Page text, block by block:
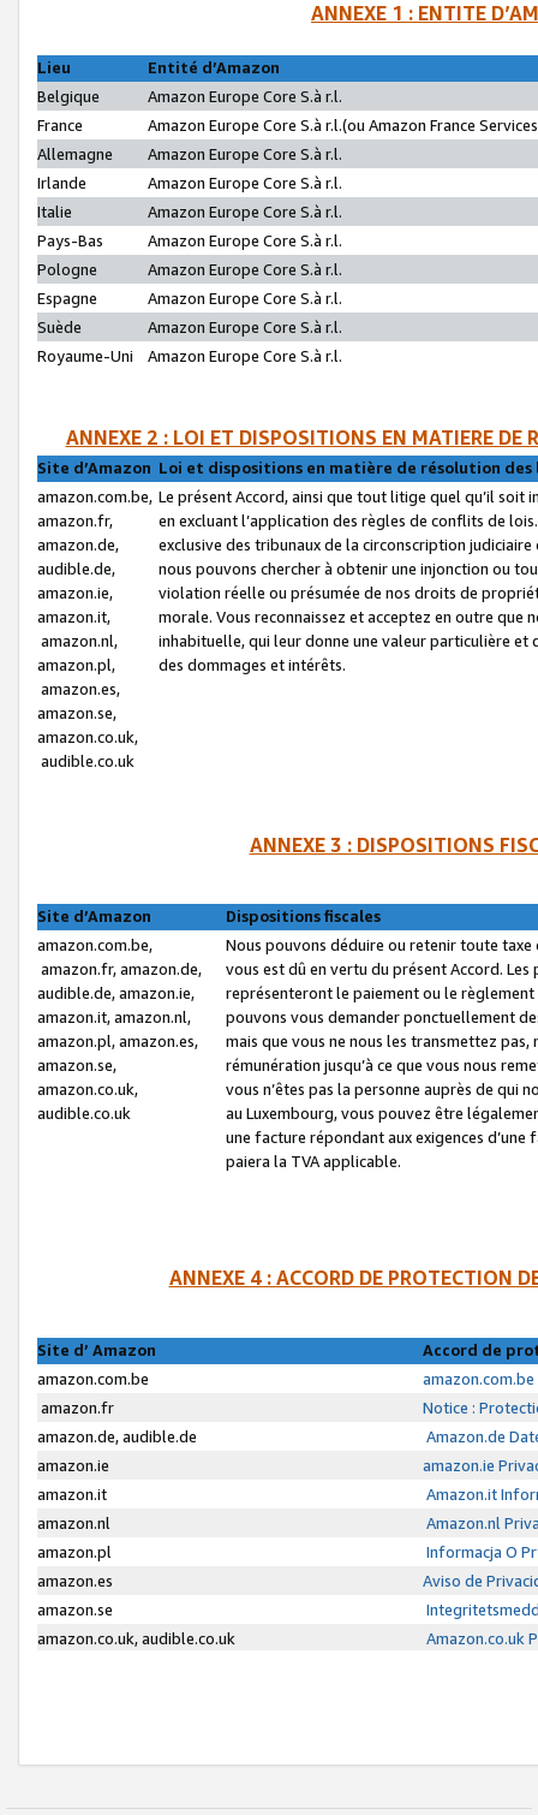
ANNEXE 1 : ENTITE
Lieu
Entité d’Amazon
Belgique
Amazon Europe Core S.à r.l.
France
Amazon Europe Core S.à r.l.(ou Amazon France
Allemagne
Amazon Europe Core S.à r.l.
Irlande
Amazon Europe Core S.à r.l.
Italie
Amazon Europe Core S.à r.l.
Pays-Bas
Amazon Europe Core S.à r.l.
Pologne
Amazon Europe Core S.à r.l.
Espagne
Amazon Europe Core S.à r.l.
Suède
Amazon Europe Core S.à r.l.
Royaume-Uni
Amazon Europe Core S.à r.l.
ANNEXE 2 : LOI ET DISPOSITIONS EN MATIERE DE
Site d’Amazon Loi et dispositions en matière de résolution
amazon.com.be,
amazon.fr,
amazon.de,
audible.de,
amazon.ie,
amazon.it,
amazon.nl,
amazon.pl,
amazon.es,
amazon.se,
amazon.co.uk,
audible.co.uk
Le présent Accord, ainsi que tout litige quel qu’il soit
en excluant l’application des règles de conflits de
exclusive des tribunaux de la circonscription
nous pouvons chercher à obtenir une injonction ou
violation réelle ou présumée de nos droits de
morale. Vous reconnaissez et acceptez en outre que
inhabituelle, qui leur donne une valeur particulière
des dommages et intérêts.
ANNEXE 3 : DISPOSITIONS
Site d’Amazon
Dispositions fiscales
amazon.com.be,
amazon.fr, amazon.de,
audible.de, amazon.ie,
amazon.it, amazon.nl,
amazon.pl, amazon.es,
amazon.se,
amazon.co.uk,
audible.co.uk
Nous pouvons déduire ou retenir toute
vous est dû en vertu du présent Accord.
représenteront le paiement ou le
pouvons vous demander ponctuellement
mais que vous ne nous les transmettez
rémunération jusqu’à ce que vous nous
vous n’êtes pas la personne auprès de qui
au Luxembourg, vous pouvez être
une facture répondant aux exigences
paiera la TVA applicable.
ANNEXE 4 : ACCORD DE PROTECTION
Site d’ Amazon
Accord de
amazon.com.be
amazon.fr
Notice :
amazon.de, audible.de
Amazon.de
amazon.ie
amazon.ie
amazon.it
Amazon.it
amazon.nl
Amazon.nl
amazon.pl
Informacja O
amazon.es
Aviso de
amazon.se
amazon.co.uk, audible.co.uk
Amazon.co.uk